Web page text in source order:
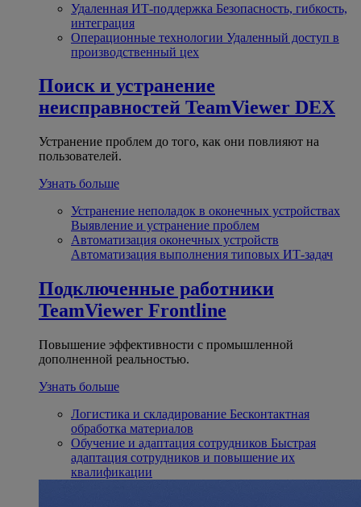
Удаленная ИТ-поддержка Безопасность, гибкость,
интеграция
Операционные технологии Удаленный доступ в
производственный цех
Поиск и устранение
неисправностей TeamViewer DEX
Устранение проблем до того, как они повлияют на
пользователей.
Узнать больше
Устранение неполадок в оконечных устройствах
Выявление и устранение проблем
Автоматизация оконечных устройств
Автоматизация выполнения типовых ИТ-задач
Подключенные работники
TeamViewer Frontline
Повышение эффективности с промышленной
дополненной реальностью.
Узнать больше
Логистика и складирование Бесконтактная
обработка материалов
Обучение и адаптация сотрудников Быстрая
адаптация сотрудников и повышение их
квалификации